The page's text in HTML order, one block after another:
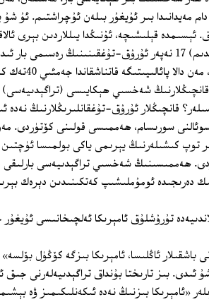
مەيدانىدا بىر ئۇيغۇر بىلەن ئۇچراشتىم. ئۇ شۇ
ئېسىمدە قېلىشىچە، ئۇنىڭدا يىللاردىن بېرى
بولغىنىنى پەرەز قىلالمىدىم) 17 نەپەر ئۇرۇق-تۇغقىنىنىڭ
بەكرەك تەسىر
شەخسىي ھېكايىسى (تراگېدىيەسى)
قانچىڭلار ئۇرۇق-تۇغقانلىرىڭلارنىڭ
سورىسام، ھەممىسى قولىنى كۆتۈردى.
توپ كىشىلەرنىڭ يېرىمى ياكى بولمىسا
ھەممىسىنىڭ شەخسىي تراگېدىيەسى بارلىقى
دەرىجىدە ئومۇملىشىپ كەتكىنىدىن دېرەك
تۇرۇشلۇق ئامېرىكا ئەلچىخانىسى ئۇيغۇر
باشقىلار ئاڭلىسا، ئامېرىكا بىزگە كۆڭۈل
ئىدى. بىز تارىختا بۇنداق تراگېدىيەلەرنى جىق
«ئامېرىكا بىزنىڭ نەدە ئىكەنلىكىمىز ۋە